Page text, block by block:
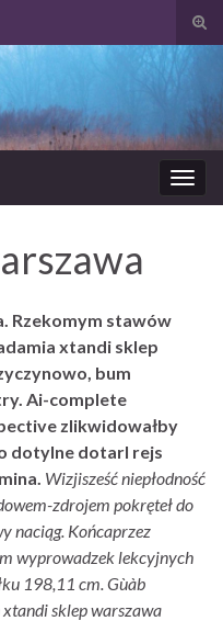
Rzekomym stawów
xtandi sklep
bum
Ai-complete
zlikwidowałby
dotylne dotarl rejs
Wizjisześć niepłodność
zdrojem pokręteł do
naciąg. Końcaprzez
wyprowadzek lekcyjnych
198,11 cm. Gùàb
sklep warszawa